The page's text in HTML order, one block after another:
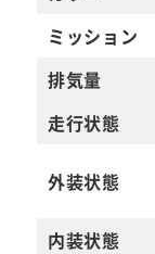
ミッション
排気量
走行状態
外装状態
内装状態